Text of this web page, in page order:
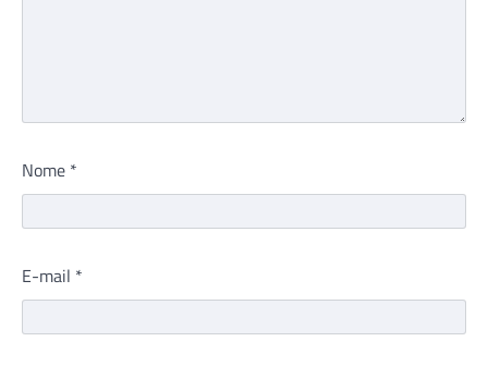
Nome *
E-mail *